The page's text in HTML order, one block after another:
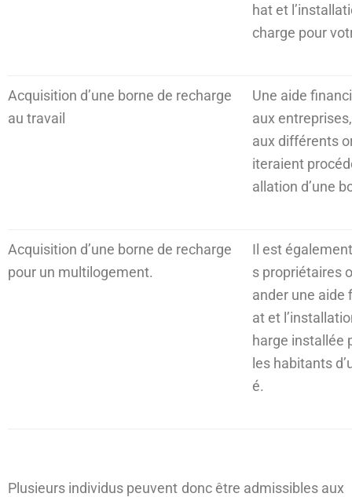
hat et
charge pour
Acquisition d’une borne de recharge
au travail
Une aide
aux
aux différents
iteraient
allation d’une
Acquisition d’une borne de recharge
pour un multilogement.
Il est
s propriétaires
ander une aide
at et
harge installée
les habitants
é.
Plusieurs individus peuvent donc être admissibles aux